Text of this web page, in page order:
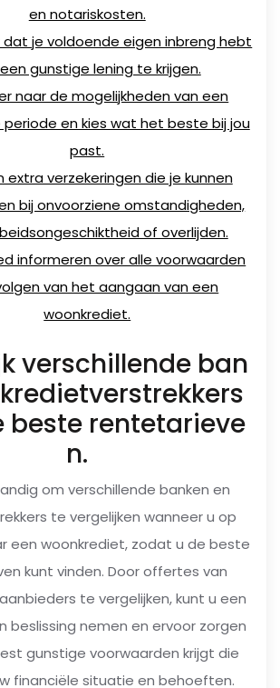
en notariskosten.
dat je voldoende eigen inbreng hebt
gunstige lening te krijgen.
naar de mogelijkheden van een
en kies wat het beste bij jou
past.
extra verzekeringen die je kunnen
bij onvoorziene omstandigheden,
of overlijden.
informeren over alle voorwaarden
van het aangaan van een
woonkrediet.
verschillende ban
beste rentetarieve
n.
om verschillende banken en
te vergelijken wanneer u op
een woonkrediet, zodat u de beste
kunt vinden. Door offertes van
te vergelijken, kunt u een
beslissing nemen en ervoor zorgen
gunstige voorwaarden krijgt die
financiële situatie en behoeften.